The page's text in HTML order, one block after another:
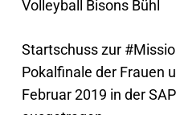
Volleyball Bisons Bühl
Startschuss zur
Pokalfinale der Frauen
Februar 2019 in der